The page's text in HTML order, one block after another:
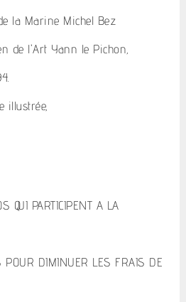
la Marine Michel Bez
de l'Art Yann le Pichon,
illustrée,
QUI PARTICIPENT A LA
POUR DIMINUER LES FRAIS DE